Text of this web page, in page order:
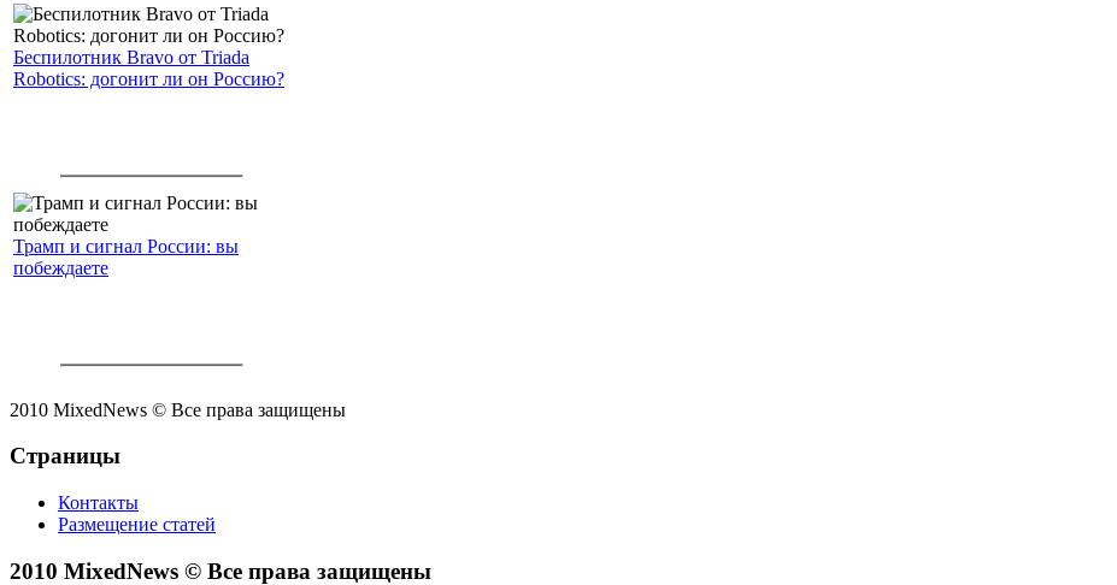
Беспилотник Bravo от Triada
Robotics: догонит ли он Россию?
Трамп и сигнал России: вы
побеждаете
2010 MixedNews © Все права защищены
Страницы
Контакты
Размещение статей
2010 MixedNews © Все права защищены